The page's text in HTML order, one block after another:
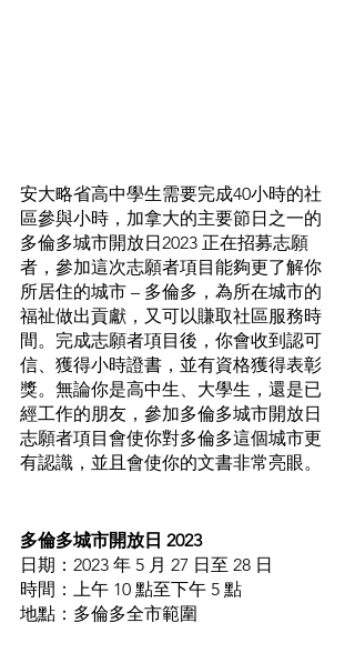
安大略省高中學生需要完成40小時的社
區參與小時，加拿大的主要節日之一的
多倫多城市開放日2023 正在招募志願
者，參加這次志願者項目能夠更了解你
所居住的城市 – 多倫多，為所在城市的
福祉做出貢獻，又可以賺取社區服務時
間。完成志願者項目後，你會收到認可
信、獲得小時證書，並有資格獲得表彰
獎。無論你是高中生、大學生，還是已
經工作的朋友，參加多倫多城市開放日
志願者項目會使你對多倫多這個城市更
有認識，並且會使你的文書非常亮眼。
多倫多城市開放日 2023
日期：2023 年 5 月 27 日至 28 日
時間：上午 10 點至下午 5 點
地點：多倫多全市範圍